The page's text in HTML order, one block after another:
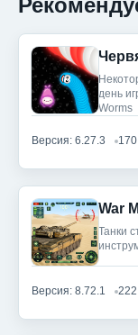
день
Worms
Версия: 6.27.3
Танки
Версия: 8.72.1